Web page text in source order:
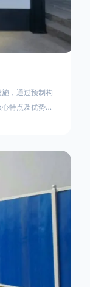
，通过预制构
特点及优势如
：通常为